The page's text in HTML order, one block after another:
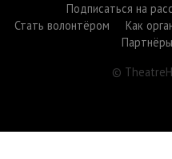
Подписаться на
Стать волонтёром
Как
Партнёры
©